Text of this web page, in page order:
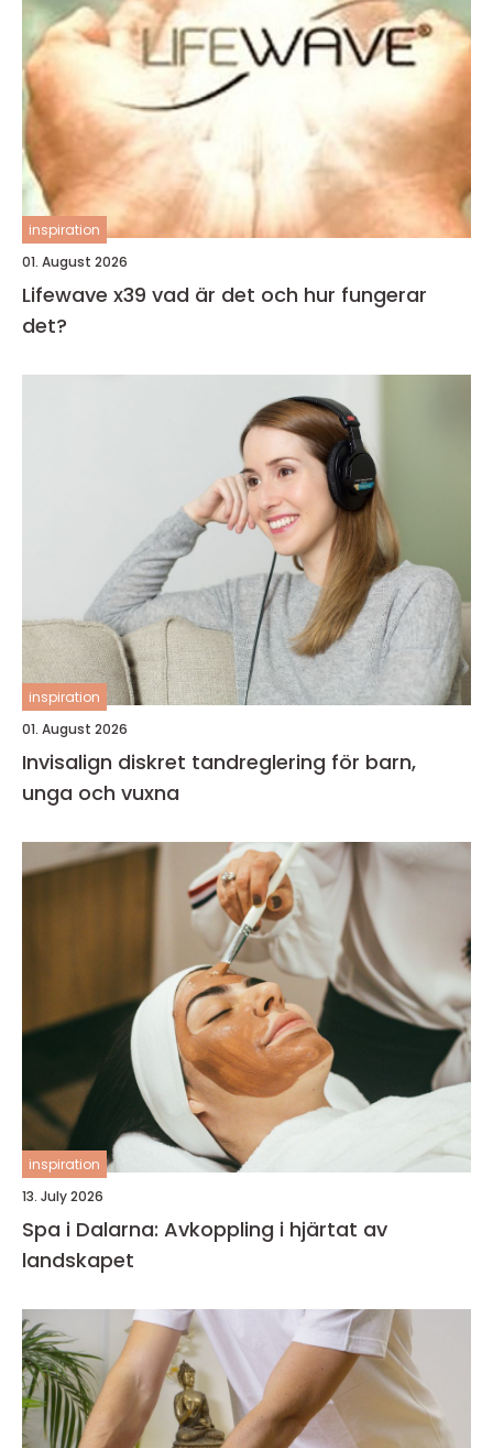
inspiration
01. August 2026
Lifewave x39 vad är det och hur fungerar
det?
inspiration
01. August 2026
Invisalign diskret tandreglering för barn,
unga och vuxna
inspiration
13. July 2026
Spa i Dalarna: Avkoppling i hjärtat av
landskapet